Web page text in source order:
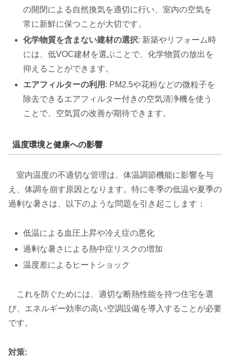
の開閉による自然換気を適切に行い、室内の空気を
常に新鮮に保つことが大切です。
化学物質を含まない建材の選択: 新築やリフォーム時
には、低VOC建材を選ぶことで、化学物質の放出を
抑えることができます。
エアフィルターの利用 : PM2.5や花粉などの微粒子を
除去できるエアフィルター付きの空気清浄機を使う
ことで、空気質の改善が期待できます。
温度環境と健康への影響
室内温度の不適切な管理は、体温調節機能に影響を与
え、体調を崩す原因となります。特に冬季の低温や夏季の
過剰な暑さは、以下のような問題を引き起こします：
低温による血圧上昇や冷え症の悪化
過剰な暑さによる熱中症リスクの増加
温度差によるヒートショック
これを防ぐためには、適切な断熱性能を持つ住宅を選
び、エネルギー効率の高い空調設備を導入することが必要
です。
対策: